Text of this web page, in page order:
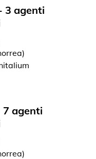
3 agenti
7 agenti